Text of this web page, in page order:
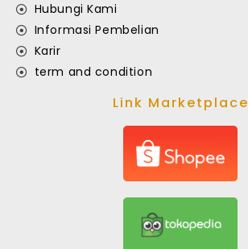
Hubungi Kami
Informasi Pembelian
Karir
term and condition
Link Marketplace